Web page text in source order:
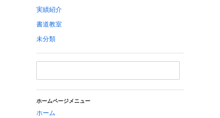
実績紹介
書道教室
未分類
ホームページメニュー
ホーム